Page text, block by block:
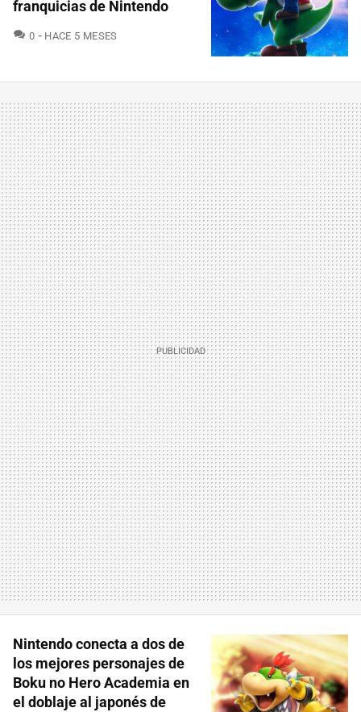
franquicias de Nintendo
0 COMENTARIOS
HACE 5 MESES
Nintendo conecta a dos de
los mejores personajes de
Boku no Hero Academia en
el doblaje al japonés de